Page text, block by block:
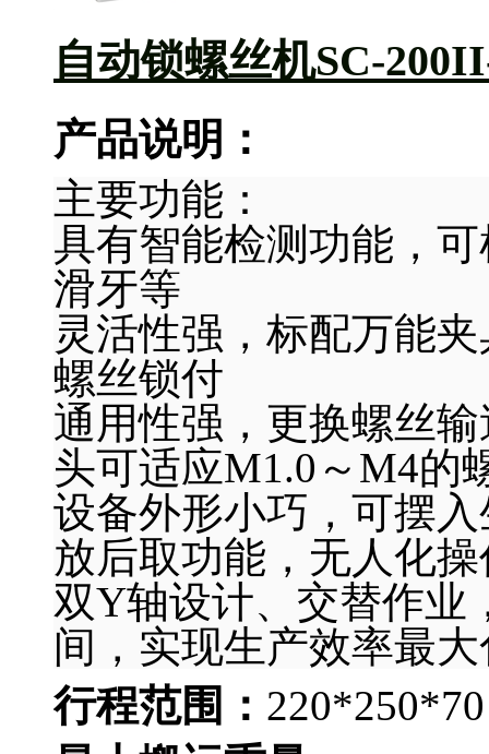
自动锁螺丝机SC-
产品说明：
主要功能：
具有智能检测功能，
滑牙等
灵活性强，标配万能
螺丝锁付
通用性强，更换螺丝
头可适应M1.0～M4的
设备外形小巧，可摆
放后取功能，无人化操
双Y轴设计、交替作业
间，实现生产效率最大
行程范围： 220*250*70